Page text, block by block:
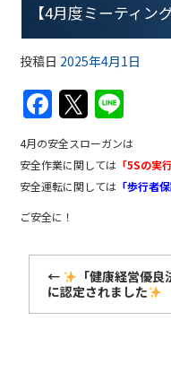
【4月度ミーティング
投稿日 2025年4月1日
F
a
c
e
b
o
o
k
T
w
itt
er
n
e
4月の安全スローガンは
安全作業に関しては 「5Sの実
安全運転に関しては 「歩行者
ご安全に！
←
「健康経営優
に認定されました